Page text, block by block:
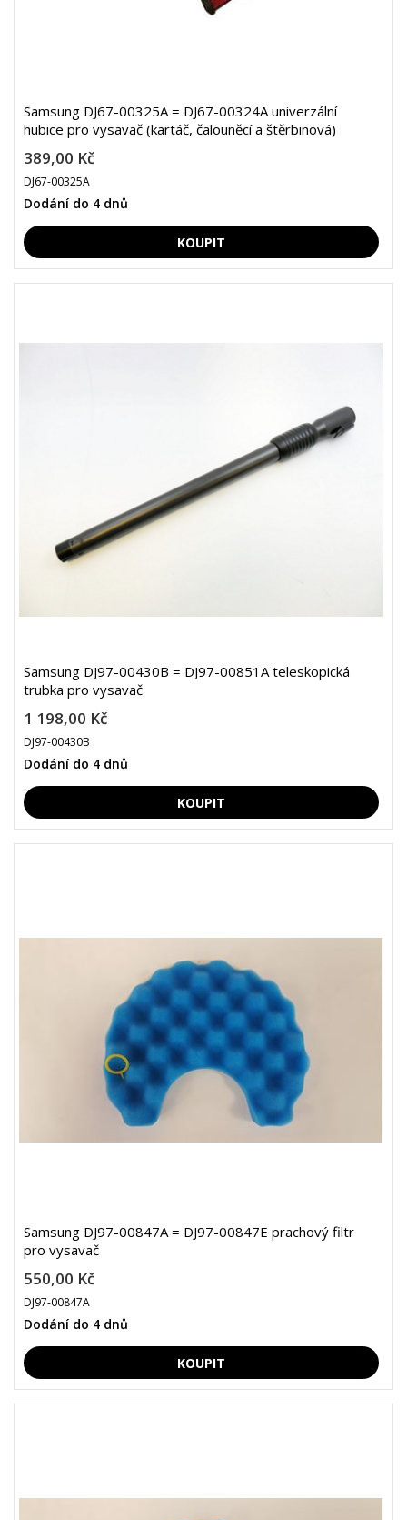
Samsung DJ67-00325A = DJ67-00324A univerzální
hubice pro vysavač (kartáč, čalouněcí a štěrbinová)
389,00 Kč
DJ67-00325A
Dodání do 4 dnů
Samsung DJ97-00430B = DJ97-00851A teleskopická
trubka pro vysavač
1 198,00 Kč
DJ97-00430B
Dodání do 4 dnů
Samsung DJ97-00847A = DJ97-00847E prachový filtr
pro vysavač
550,00 Kč
DJ97-00847A
Dodání do 4 dnů